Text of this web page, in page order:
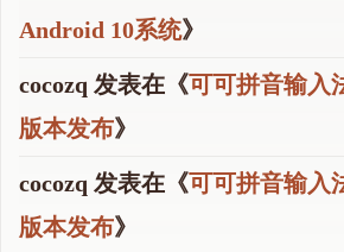
Android 10系统》
cocozq 发表在《可可拼音输入
版本发布》
cocozq 发表在《可可拼音输入
版本发布》